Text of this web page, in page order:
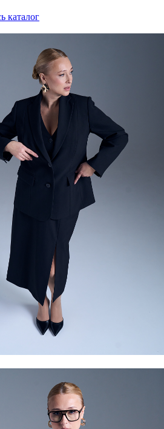
каталог